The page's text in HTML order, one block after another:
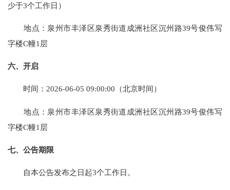
少于3个工作日）
地点： 泉州市丰泽区泉秀街道成洲社区沉州路39号俊伟写
字楼C幢1层
六、开启
时间：2026-06-05 09:00:00 （北京时间）
地点： 泉州市丰泽区泉秀街道成洲社区沉州路39号俊伟写
字楼C幢1层
七、公告期限
自本公告发布之日起3个工作日。